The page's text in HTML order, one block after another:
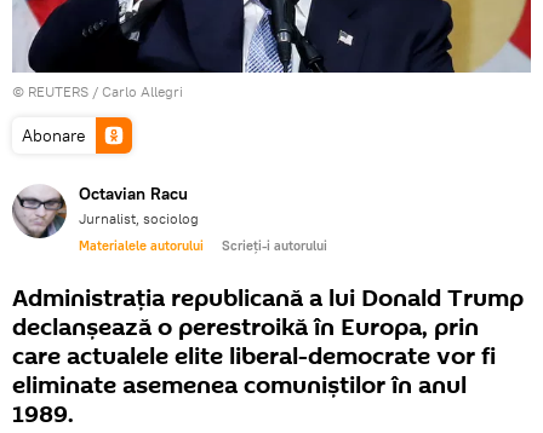
© REUTERS / Carlo Allegri
Abonare
Octavian Racu
Jurnalist, sociolog
Materialele autorului Scrieți-i autorului
Administrația republicană a lui Donald Trump
declanșează o perestroikă în Europa, prin
care actualele elite liberal-democrate vor fi
eliminate asemenea comuniștilor în anul
1989.